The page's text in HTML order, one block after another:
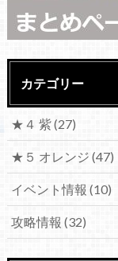
カテゴリー
★４ 紫(27)
★５ オレンジ (47)
イベント情報 (10)
攻略情報 (32)